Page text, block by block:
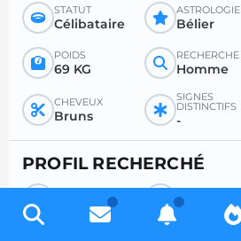
STATUT
Célibataire
ASTROLOGIE
Bélier
POIDS
69 KG
RECHERCHE
Homme
CHEVEUX
Bruns
SIGNES
DISTINCTIFS
-
PROFIL RECHERCHÉ
RECHERCHE
Femme
POUR
Tout